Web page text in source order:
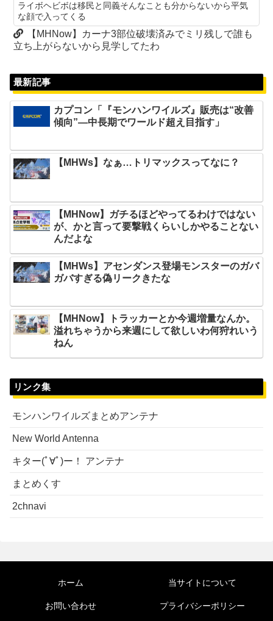
ライボヘビボは移民と同義そんなことも分からないから平気
な顔で入ってくる
【MHNow】カーナ3部位破壊済みでミリ残しで誰も
立ち上がらないから見学してたわ
最新記事
カプコン「『モンハンワイルズ』販売は“改善
傾向”―中長期でワールド超え目指す」
【MHWs】なぁ…トリマックスってなに？
【MHNow】ガチるほどやってるわけではない
が、かと言って要撃戦くらいしかやることない
んだよな
【MHWs】アセンダンス登場モンスターのガバ
ガバすぎる偽リークきたな
【MHNow】トラッカーとか今週増量なんか。
溢れちゃうから来週にして欲しいわ何狩れいう
ねん
リンク集
モンハンワイルズまとめアンテナ
New World Antenna
キター(ﾟ∀ﾟ)ー！ アンテナ
まとめくす
2chnavi
ホーム 当サイトについて
お問い合わせ プライバシーポリシー